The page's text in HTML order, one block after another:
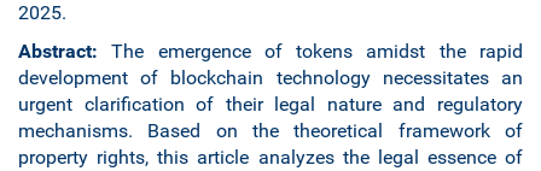
2025.
Abstract: The emergence of tokens amidst the rapid
development of blockchain technology necessitates an
urgent clarification of their legal nature and regulatory
mechanisms. Based on the theoretical framework of
property rights, this article analyzes the legal essence of